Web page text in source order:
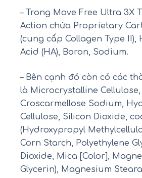
– Trong Move Free Ultra 3X
Action chứa Proprietary
(cung cấp Collagen Type II),
Acid (HA), Boron, Sodium.
– Bên cạnh đó còn có các
là Microcrystalline Cellulose,
Croscarmellose Sodium,
Cellulose, Silicon Dioxide,
(Hydroxypropyl
Corn Starch, Polyethylene
Dioxide, Mica [Color],
Glycerin), Magnesium